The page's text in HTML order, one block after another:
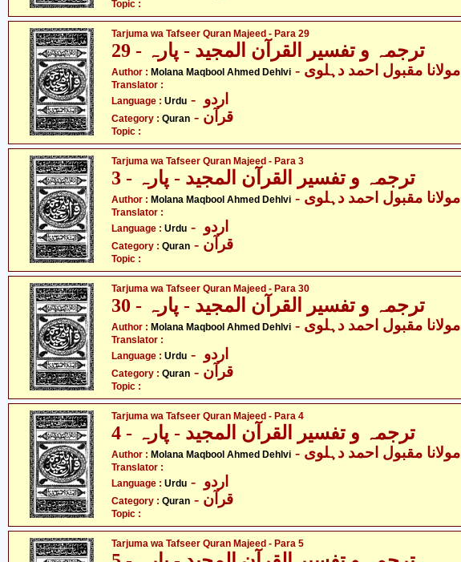
Topic :
Tarjuma wa Tafseer Quran Majeed - Para 29
ترجمہ و تفسیر القرآن المجید - پارہ - 29
Author : Molana Maqbool Ahmed Dehlvi - مولانا مقبول احمد دہلوی
Translator :
Language : Urdu
Category : Quran - قرآن
Topic :
Tarjuma wa Tafseer Quran Majeed - Para 3
ترجمہ و تفسیر القرآن المجید - پارہ - 3
Author : Molana Maqbool Ahmed Dehlvi - مولانا مقبول احمد دہلوی
Translator :
Language : Urdu
Category : Quran - قرآن
Topic :
Tarjuma wa Tafseer Quran Majeed - Para 30
ترجمہ و تفسیر القرآن المجید - پارہ - 30
Author : Molana Maqbool Ahmed Dehlvi - مولانا مقبول احمد دہلوی
Translator :
Language : Urdu
Category : Quran - قرآن
Topic :
Tarjuma wa Tafseer Quran Majeed - Para 4
ترجمہ و تفسیر القرآن المجید - پارہ - 4
Author : Molana Maqbool Ahmed Dehlvi - مولانا مقبول احمد دہلوی
Translator :
Language : Urdu
Category : Quran - قرآن
Topic :
Tarjuma wa Tafseer Quran Majeed - Para 5